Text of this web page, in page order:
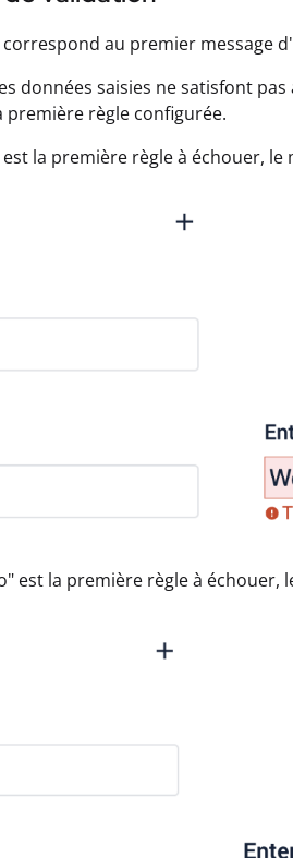
au premier message
données saisies ne satisfont
règle configurée.
la première règle à échouer,
est la première règle à